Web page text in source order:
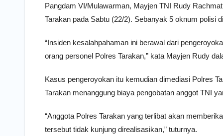
Pangdam VI/Mulawarman, Mayjen TNI Rudy
Tarakan pada Sabtu (22/2). Sebanyak 5 oknum polisi
“Insiden kesalahpahaman ini berawal dari
orang personel Polres Tarakan,” kata Mayjen Rudy
Kasus pengeroyokan itu kemudian dimediasi Polres
Tarakan menanggung biaya pengobatan anggot TNI
“Anggota Polres Tarakan yang terlibat akan
tersebut tidak kunjung direalisasikan,” tuturnya.